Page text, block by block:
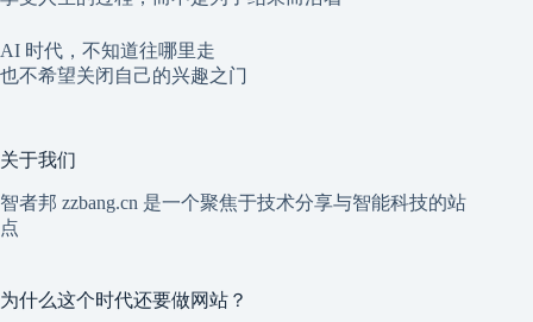
AI 时代，不知道往哪里走
也不希望关闭自己的兴趣之门
关于我们
智者邦 zzbang.cn 是一个聚焦于技术分享与智能科技的站
点
为什么这个时代还要做网站？